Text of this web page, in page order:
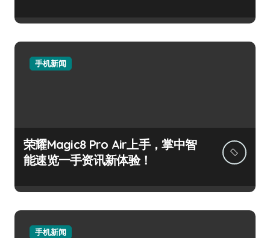
手机新闻
荣耀Magic8 Pro Air上手，掌中智
能速览一手资讯新体验！
手机新闻